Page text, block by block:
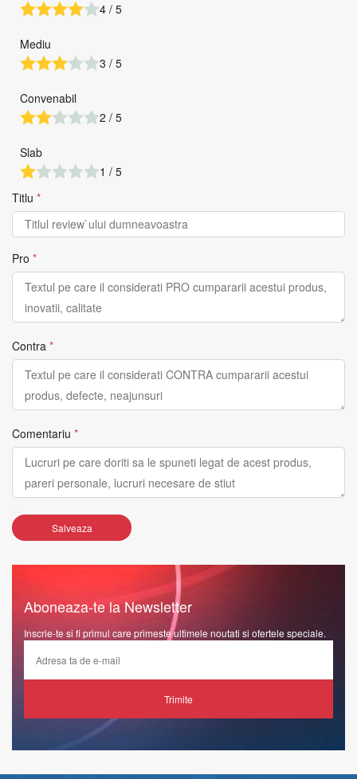
4 / 5
Mediu
3 / 5
Convenabil
2 / 5
Slab
1 / 5
Titlu *
Pro *
Contra *
Comentariu *
Salveaza
Aboneaza-te la Newsletter
Inscrie-te si fi primul care primeste ultimele noutati si ofertele speciale.
Trimite